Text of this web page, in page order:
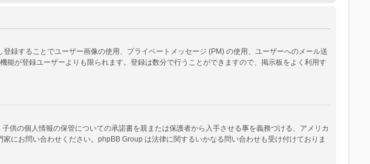
録することでユーザー画像の使用、プライベートメッセージ (PM) の使用、ユーザーへのメール送
が登録ユーザーよりも限られます。登録は数分で行うことができますので、掲示板をよく利用す
供の個人情報の保管についての承諾書を親または保護者から入手させる事を義務づける、アメリカ
にお問い合わせください。phpBB Group は法律に関するいかなる問い合わせも受け付けておりま